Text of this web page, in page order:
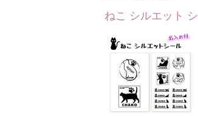
ねこ シルエット